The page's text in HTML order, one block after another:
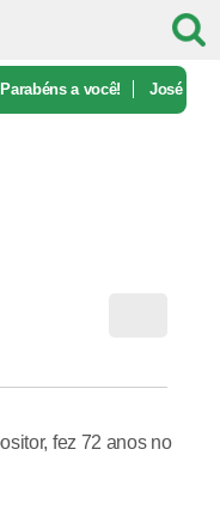
Parabéns a você! José
fez 72 anos no